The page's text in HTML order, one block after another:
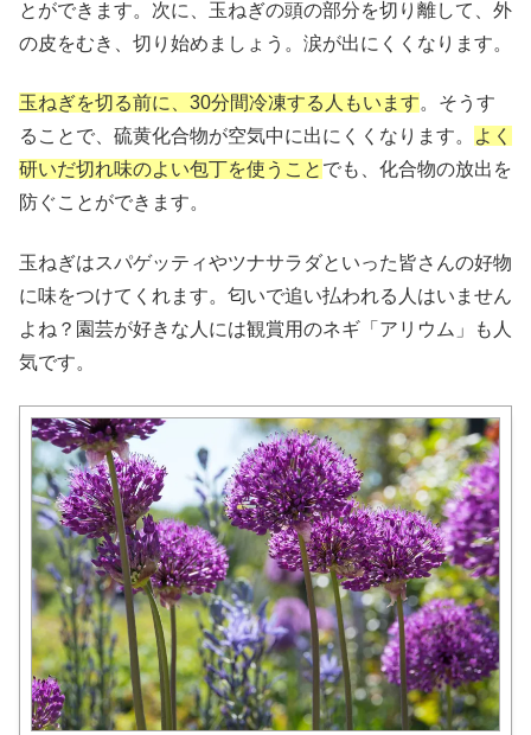
とができます。次に、玉ねぎの頭の部分を切り離して、外
の皮をむき、切り始めましょう。涙が出にくくなります。
玉ねぎを切る前に、30分間冷凍する人もいます。そうす
ることで、硫黄化合物が空気中に出にくくなります。
よく
研いだ切れ味のよい包丁を使うこと でも、化合物の放出を
防ぐことができます。
玉ねぎはスパゲッティやツナサラダといった皆さんの好物
に味をつけてくれます。匂いで追い払われる人はいません
よね？園芸が好きな人には観賞用のネギ「アリウム」も人
気です。